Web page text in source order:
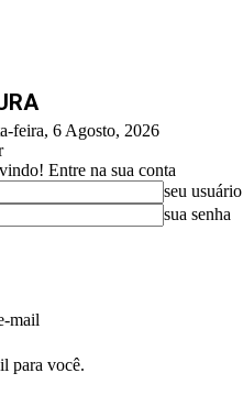
feira, 6 Agosto, 2026
Entre na sua conta
seu usuário
sua senha
mail
para você.